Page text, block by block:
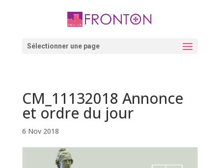
Sélectionner une page
CM_11132018 Annonce
et ordre du jour
6 Nov 2018